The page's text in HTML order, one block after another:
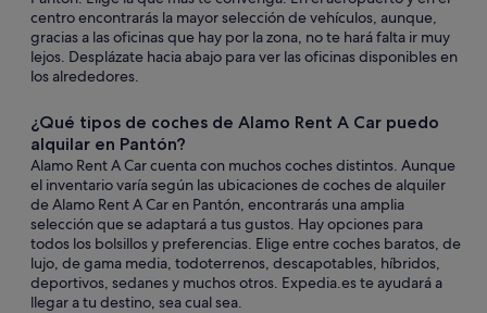
centro encontrarás la mayor selección de vehículos, aunque,
gracias a las oficinas que hay por la zona, no te hará falta ir muy
lejos. Desplázate hacia abajo para ver las oficinas disponibles en
los alrededores.
¿Qué tipos de coches de Alamo Rent A Car puedo
alquilar en Pantón?
Alamo Rent A Car cuenta con muchos coches distintos. Aunque
el inventario varía según las ubicaciones de coches de alquiler
de Alamo Rent A Car en Pantón, encontrarás una amplia
selección que se adaptará a tus gustos. Hay opciones para
todos los bolsillos y preferencias. Elige entre coches baratos, de
lujo, de gama media, todoterrenos, descapotables, híbridos,
deportivos, sedanes y muchos otros. Expedia.es te ayudará a
llegar a tu destino, sea cual sea.